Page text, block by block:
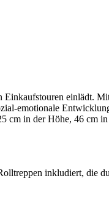
einlädt.
emotionale
cm in der Höhe, 46 cm
inkludiert, die